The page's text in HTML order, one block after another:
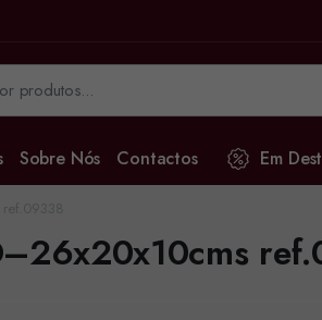
Sobre Nós Contactos Em